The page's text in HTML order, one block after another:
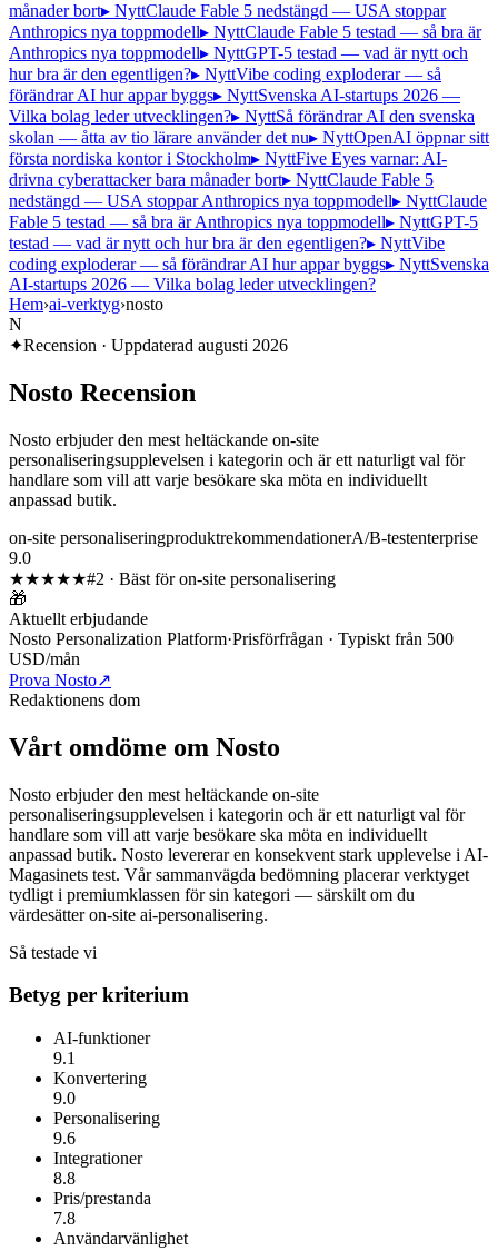
månader bort▸ NyttClaude Fable 5 nedstängd — USA stoppar
Anthropics nya toppmodell▸ NyttClaude Fable 5 testad — så bra är
Anthropics nya toppmodell▸ NyttGPT-5 testad — vad är nytt och
hur bra är den egentligen?▸ NyttVibe coding exploderar — så
förändrar AI hur appar byggs▸ NyttSvenska AI-startups 2026 —
Vilka bolag leder utvecklingen?▸ NyttSå förändrar AI den svenska
skolan — åtta av tio lärare använder det nu▸ NyttOpenAI öppnar sitt
första nordiska kontor i Stockholm▸ NyttFive Eyes varnar: AI-
drivna cyberattacker bara månader bort▸ NyttClaude Fable 5
nedstängd — USA stoppar Anthropics nya toppmodell▸ NyttClaude
Fable 5 testad — så bra är Anthropics nya toppmodell▸ NyttGPT-5
testad — vad är nytt och hur bra är den egentligen?▸ NyttVibe
coding exploderar — så förändrar AI hur appar byggs▸ NyttSvenska
AI-startups 2026 — Vilka bolag leder utvecklingen?
Hem›ai-verktyg›nosto
N
✦Recension · Uppdaterad augusti 2026
Nosto Recension
Nosto erbjuder den mest heltäckande on-site
personaliseringsupplevelsen i kategorin och är ett naturligt val för
handlare som vill att varje besökare ska möta en individuellt
anpassad butik.
on-site personaliseringproduktrekommendationerA/B-testenterprise
9.0
★★★★★#2 · Bäst för on-site personalisering
🎁
Aktuellt erbjudande
Nosto Personalization Platform·Prisförfrågan · Typiskt från 500
USD/mån
Prova Nosto↗
Redaktionens dom
Vårt omdöme om Nosto
Nosto erbjuder den mest heltäckande on-site
personaliseringsupplevelsen i kategorin och är ett naturligt val för
handlare som vill att varje besökare ska möta en individuellt
anpassad butik. Nosto levererar en konsekvent stark upplevelse i AI-
Magasinets test. Vår sammanvägda bedömning placerar verktyget
tydligt i premiumklassen för sin kategori — särskilt om du
värdesätteron-site ai-personalisering.
Så testade vi
Betyg per kriterium
AI-funktioner
9.1
Konvertering
9.0
Personalisering
9.6
Integrationer
8.8
Pris/prestanda
7.8
Användarvänlighet